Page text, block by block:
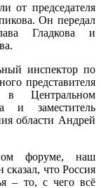
от председателя
Он передал
Гладкова и
инспектор по
представителя
в Центральном
и заместитель
области Андрей
форуме, наш
что Россия
– то, с чего всё